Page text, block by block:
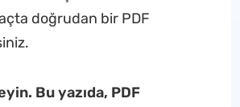
doğrudan bir PDF
Bu yazıda, PDF